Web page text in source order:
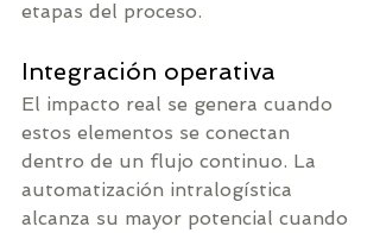
etapas del proceso.
Integración operativa
El impacto real se genera cuando
estos elementos se conectan
dentro de un flujo continuo. La
automatización intralogística
alcanza su mayor potencial cuando